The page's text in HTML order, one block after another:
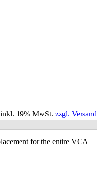
inkl. 19% MwSt. zzgl. Versand
for the entire VCA